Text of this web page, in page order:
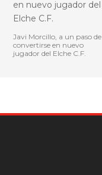
Javi Morcillo, a un paso de
convertirse en nuevo
jugador del Elche C.F.